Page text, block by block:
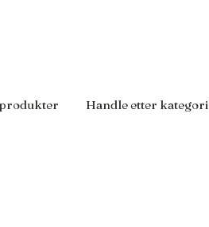
produkter Handle etter kategori